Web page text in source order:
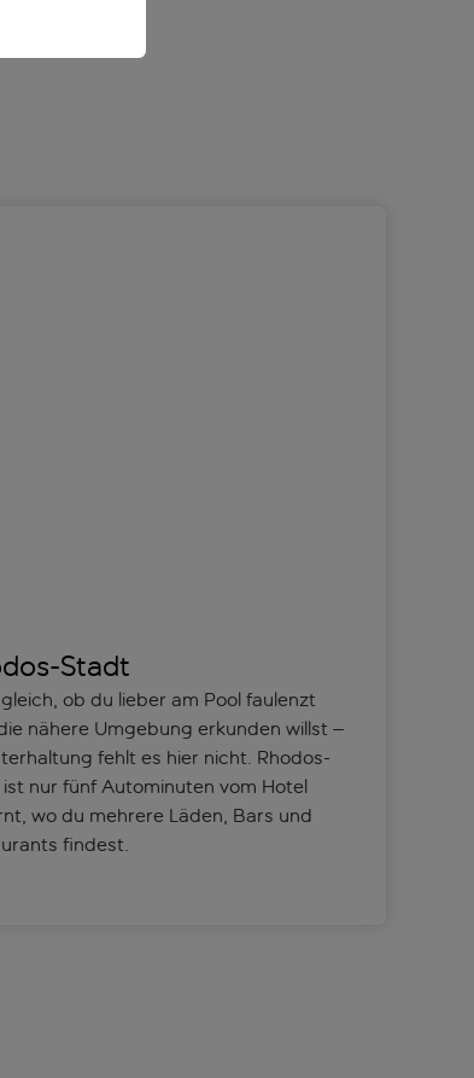
Stadt
ob du lieber am Pool faulenzt
nähere Umgebung erkunden willst –
fehlt es hier nicht. Rhodos-
nur fünf Autominuten vom Hotel
wo du mehrere Läden, Bars und
findest.